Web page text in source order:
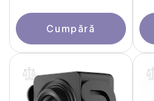
Cumpără